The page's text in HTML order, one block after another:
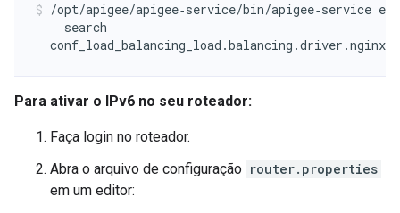
/opt/apigee/apigee‑service/bin/apigee‑service
  ‑‑search
Para ativar o IPv6 no seu roteador:
Faça login no roteador.
Abra o arquivo de configuração router.properties
em um editor: